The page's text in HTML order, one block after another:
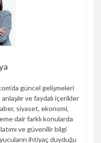
güncel gelişmeleri
ve faydalı içerikler
siyaset, ekonomi,
dair farklı konularda
ve güvenilir bilgi
ihtiyaç duyduğu